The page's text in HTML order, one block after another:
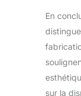
En
sur la